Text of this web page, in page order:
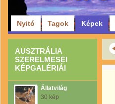
Nyitó Tagok Képek
AUSZTRÁLIA
SZERELMESEI
KÉPGALÉRIÁI
Állatvilág
30 kép